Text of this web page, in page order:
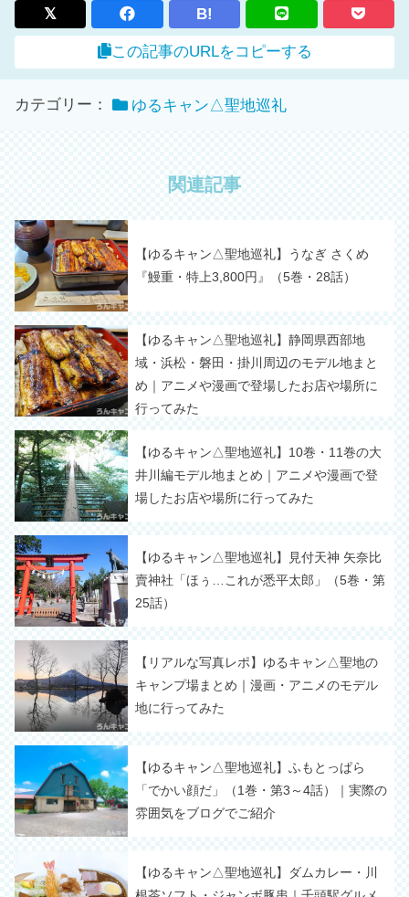
B!
この記事のURLをコピーする
カテゴリー： ゆるキャン△聖地巡礼
関連記事
【ゆるキャン△聖地巡礼】うなぎ さくめ
『鰻重・特上3,800円』（5巻・28話）
【ゆるキャン△聖地巡礼】静岡県西部地
域・浜松・磐田・掛川周辺のモデル地まと
め｜アニメや漫画で登場したお店や場所に
行ってみた
【ゆるキャン△聖地巡礼】10巻・11巻の大
井川編モデル地まとめ｜アニメや漫画で登
場したお店や場所に行ってみた
【ゆるキャン△聖地巡礼】見付天神 矢奈比
賣神社「ほぅ…これが悉平太郎」（5巻・第
25話）
【リアルな写真レポ】ゆるキャン△聖地の
キャンプ場まとめ｜漫画・アニメのモデル
地に行ってみた
【ゆるキャン△聖地巡礼】ふもとっぱら
「でかい顔だ」（1巻・第3～4話）｜実際の
雰囲気をブログでご紹介
【ゆるキャン△聖地巡礼】ダムカレー・川